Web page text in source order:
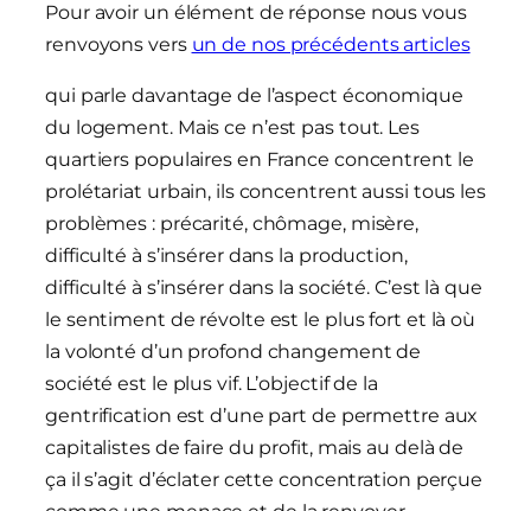
Pour avoir un élément de réponse nous vous
renvoyons vers un de nos précédents articles
qui parle davantage de l’aspect économique
du logement. Mais ce n’est pas tout. Les
quartiers populaires en France concentrent le
prolétariat urbain, ils concentrent aussi tous les
problèmes : précarité, chômage, misère,
difficulté à s’insérer dans la production,
difficulté à s’insérer dans la société. C’est là que
le sentiment de révolte est le plus fort et là où
la volonté d’un profond changement de
société est le plus vif. L’objectif de la
gentrification est d’une part de permettre aux
capitalistes de faire du profit, mais au delà de
ça il s’agit d’éclater cette concentration perçue